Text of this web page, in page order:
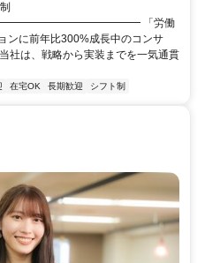
「労働
ンに前年比300%成長中のコンサ
社は、戦略から実装までを一気通貫
在宅OK 長期歓迎 シフト制